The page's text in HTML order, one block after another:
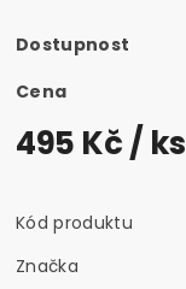
Dostupnost
Cena
495 Kč/ ks
Kód produktu
Značka